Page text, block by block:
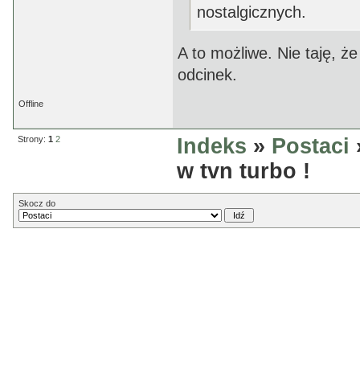
nostalgicznych.
A to możliwe. Nie taję,
odcinek.
Offline
Strony: 1 2 Indeks » Postaci
w tvn turbo !
Skocz do